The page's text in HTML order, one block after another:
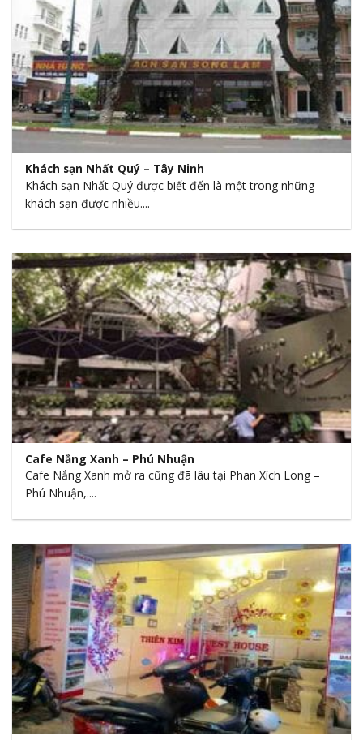
Khách sạn Nhất Quý – Tây Ninh
Khách sạn Nhất Quý được biết đến là một trong những
khách sạn được nhiều....
Cafe Nắng Xanh – Phú Nhuận
Cafe Nắng Xanh mở ra cũng đã lâu tại Phan Xích Long –
Phú Nhuận,....